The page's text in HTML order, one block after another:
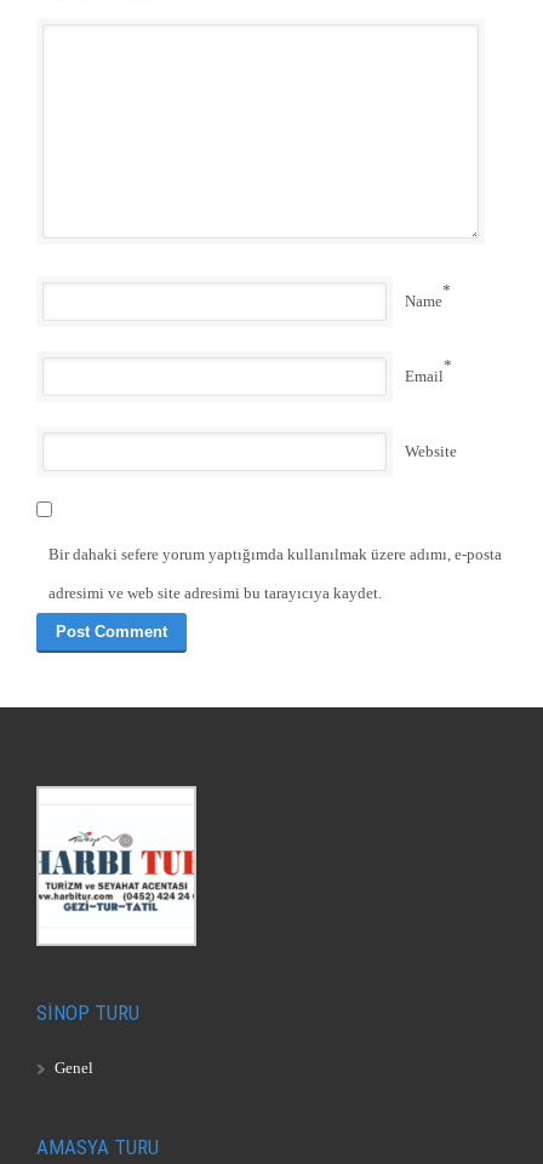
Name
*
Email
*
Website
Bir dahaki sefere yorum yaptığımda kullanılmak üzere adımı, e-posta
adresimi ve web site adresimi bu tarayıcıya kaydet.
SİNOP TURU
Genel
AMASYA TURU